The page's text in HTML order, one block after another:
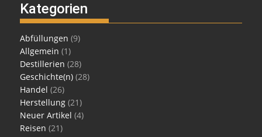
Kategorien
Abfüllungen (9)
Allgemein (1)
Destillerien (28)
Geschichte(n) (28)
Handel (26)
Herstellung (21)
Neuer Artikel (4)
Reisen (21)